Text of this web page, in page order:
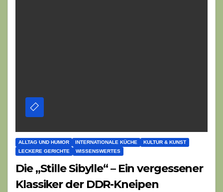
ALLTAG UND HUMOR INTERNATIONALE KÜCHE
KULTUR & KUNST
LECKERE GERICHTE
WISSENSWERTES
Die „Stille Sibylle“ – Ein vergessener
Klassiker der DDR-Kneipen